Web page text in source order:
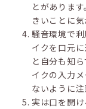
とがありま
きいことに気
騒音環境で
イクを口元
と自分も知
イクの入力
ないように注
実は口を開